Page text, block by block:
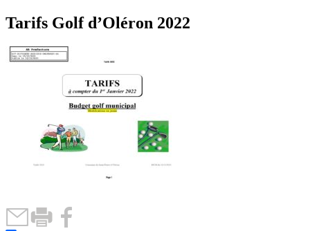
Tarifs Golf d’Oléron 2022